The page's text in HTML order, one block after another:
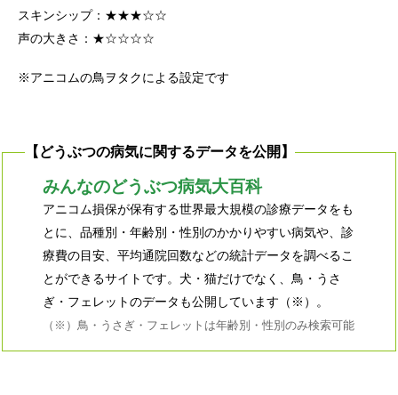
スキンシップ：★★★☆☆
声の大きさ：★☆☆☆☆
※アニコムの鳥ヲタクによる設定です
【どうぶつの病気に関するデータを公開】
みんなのどうぶつ病気大百科
アニコム損保が保有する世界最大規模の診療データをも
とに、品種別・年齢別・性別のかかりやすい病気や、診
療費の目安、平均通院回数などの統計データを調べるこ
とができるサイトです。犬・猫だけでなく、鳥・うさ
ぎ・フェレットのデータも公開しています（※）。
（※）鳥・うさぎ・フェレットは年齢別・性別のみ検索可能